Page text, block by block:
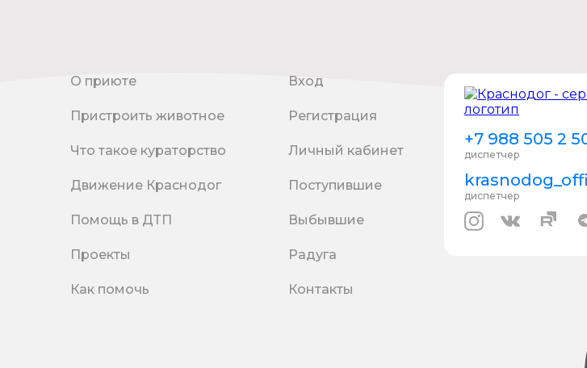
О приюте
Пристроить животное
Что такое кураторство
Движение Краснодог
Помощь в ДТП
Проекты
Как помочь
Вход
Регистрация
Личный кабинет
Поступившие
Выбывшие
Радуга
Контакты
+7 988 505 2
диспетчер
диспетчер